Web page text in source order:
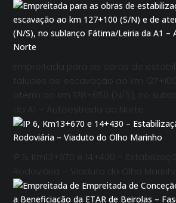
Empreitada para as obras de
taludes de escavação ao km
aterro ao km 128+650 (N/S), no
da A1 – Autoestrada do Norte
IP 6, Km13+670 e 14+430 –
Rodoviária – Viaduto do Olho Marinho